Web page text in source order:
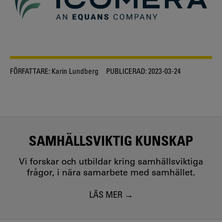
FÖRFATTARE: Karin Lundberg PUBLICERAD:2023-03-24
SAMHÄLLSVIKTIG KUNSKAP
Vi forskar och utbildar kring samhällsviktiga
frågor, i nära samarbete med samhället.
LÄS MER